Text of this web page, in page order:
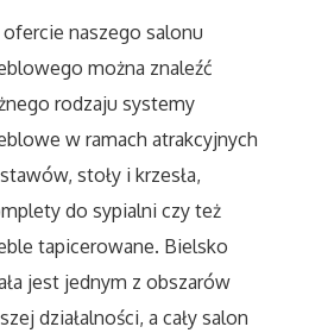
Integracyjne
Hobby
i Rekreacyjne
Serwis
naszego salonu
można znaleźć
rodzaju systemy
w ramach atrakcyjnych
stoły i krzesła,
do sypialni czy też
tapicerowane. Bielsko
jest jednym z obszarów
działalności, a cały salon